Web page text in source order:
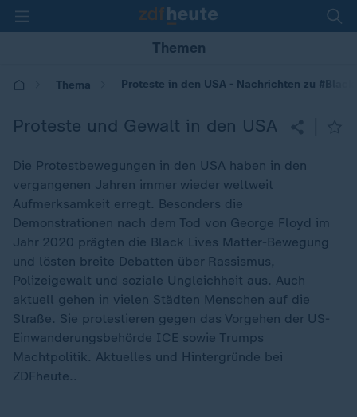
Themen
Thema Proteste in den USA - Nachrichten zu
Proteste und Gewalt in den USA
Die Protestbewegungen in den USA haben in den
vergangenen Jahren immer wieder weltweit
Aufmerksamkeit erregt. Besonders die
Demonstrationen nach dem Tod von George Floyd im
Jahr 2020 prägten die Black Lives Matter-Bewegung
und lösten breite Debatten über Rassismus,
Polizeigewalt und soziale Ungleichheit aus. Auch
aktuell gehen in vielen Städten Menschen auf die
Straße. Sie protestieren gegen das Vorgehen der US-
Einwanderungsbehörde ICE sowie Trumps
Machtpolitik. Aktuelles und Hintergründe bei
ZDFheute..